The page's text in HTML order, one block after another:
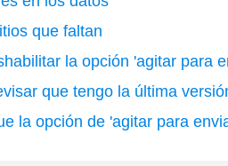
que faltan
la opción 'agitar para
que tengo la última
la opción de 'agitar para